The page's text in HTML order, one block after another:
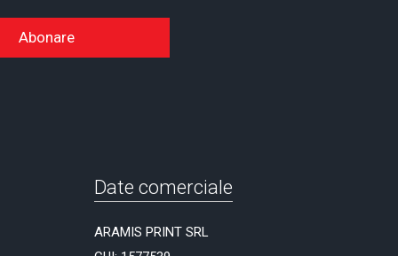
Abonare
Date comerciale
ARAMIS PRINT SRL